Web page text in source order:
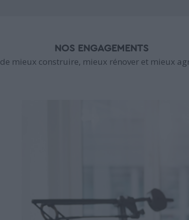
NOS ENGAGEMENTS
mieux construire, mieux rénover et mieux